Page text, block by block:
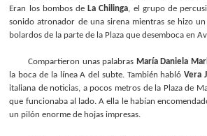
Eran los bombos de La Chilinga, el grupo de
sonido atronador de una sirena mientras se hizo
bolardos de la parte de la Plaza que desemboca en
Compartieron unas palabras María Daniela
la boca de la línea A del subte. También hablóVera
italiana de noticias, a pocos metros de la Plaza de
que funcionaba al lado. A ella le habían
un pilón enorme de hojas impresas.